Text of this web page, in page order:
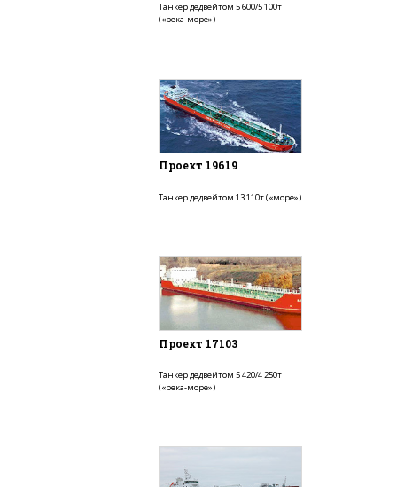
Танкер дедвейтом 5 600/5 100т
(«река-море»)
Проект 19619
Танкер дедвейтом 13 110т («море»)
Проект 17103
Танкер дедвейтом 5 420/4 250т
(«река-море»)